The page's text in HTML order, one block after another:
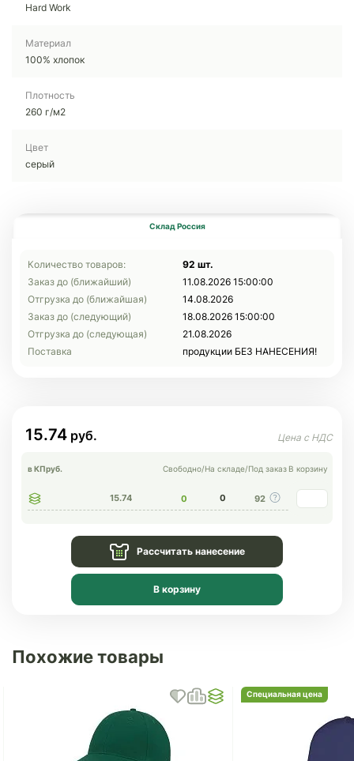
Hard Work
Материал
100% хлопок
Плотность
260 г/м2
Цвет
серый
Склад Россия
Количество товаров:
92 шт.
Заказ до (ближайший)
11.08.2026 15:00:00
Отгрузка до (ближайшая)
14.08.2026
Заказ до (следующий)
18.08.2026 15:00:00
Отгрузка до (следующая)
21.08.2026
Поставка
продукции БЕЗ НАНЕСЕНИЯ!
15.74
в КПруб. Свободно/На складе/Под заказ В корзину
15.74 0 0 92
Рассчитать нанесение
В корзину
Похожие товары
Специальная цена